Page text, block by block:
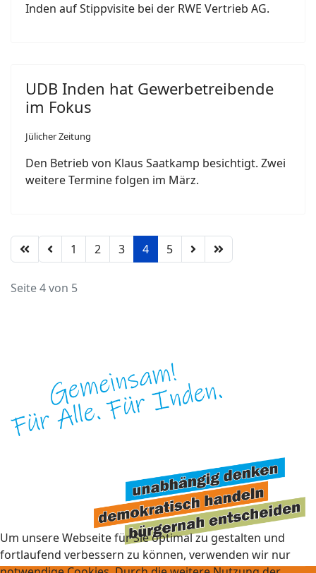
Inden auf Stippvisite bei der RWE Vertrieb AG.
UDB Inden hat Gewerbetreibende
im Fokus
Jülicher Zeitung
Den Betrieb von Klaus Saatkamp besichtigt. Zwei
weitere Termine folgen im März.
1 2 3 4 5
Seite 4 von 5
Um unsere Webseite für Sie optimal zu gestalten und
fortlaufend verbessern zu können, verwenden wir nur